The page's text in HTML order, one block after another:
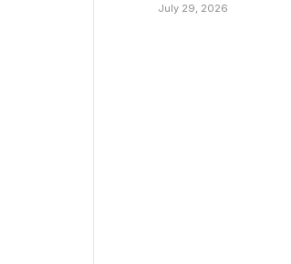
July 29, 2026